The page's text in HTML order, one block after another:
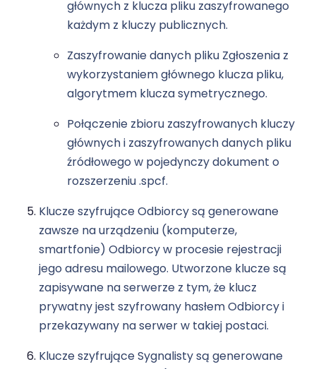
głównych z klucza pliku zaszyfrowanego
każdym z kluczy publicznych.
Zaszyfrowanie danych pliku Zgłoszenia z
wykorzystaniem głównego klucza pliku,
algorytmem klucza symetrycznego.
Połączenie zbioru zaszyfrowanych kluczy
głównych i zaszyfrowanych danych pliku
źródłowego w pojedynczy dokument o
rozszerzeniu .spcf.
Klucze szyfrujące Odbiorcy są generowane
zawsze na urządzeniu (komputerze,
smartfonie) Odbiorcy w procesie rejestracji
jego adresu mailowego. Utworzone klucze są
zapisywane na serwerze z tym, że klucz
prywatny jest szyfrowany hasłem Odbiorcy i
przekazywany na serwer w takiej postaci.
Klucze szyfrujące Sygnalisty są generowane